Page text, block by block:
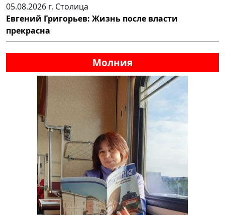
05.08.2026 г. Столица
Евгений Григорьев: Жизнь после власти
прекрасна
Молния